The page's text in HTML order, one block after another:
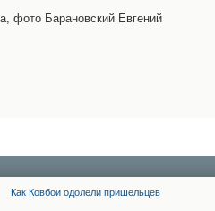
фото Барановский Евгений
Как Ковбои одолели пришельцев